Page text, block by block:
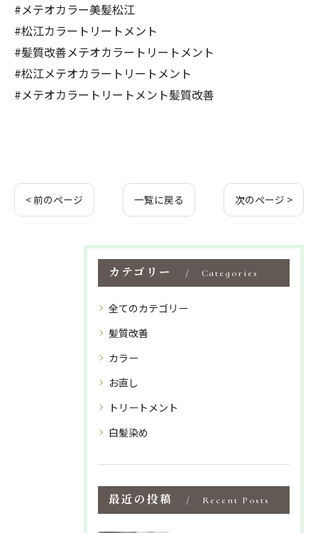
#メテオカラー美髪松江
#松江カラートリートメント
#髪質改善メテオカラートリートメント
#松江メテオカラートリートメント
#メテオカラートリートメント髪質改善
< 前のページ 一覧に戻る 次のページ >
カテゴリー Categories
全てのカテゴリー
髪質改善
カラー
お直し
トリートメント
白髪染め
最近の投稿 Recent Posts